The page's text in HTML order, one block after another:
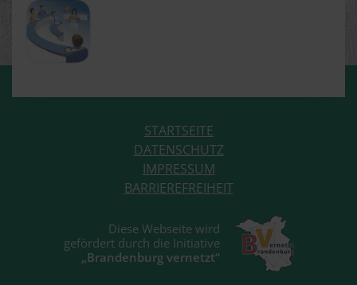
STARTSEITE
DATENSCHUTZ
IMPRESSUM
BARRIEREFREIHEIT
Diese Webseite wird
gefördert durch die Initiative
„Brandenburg vernetzt“